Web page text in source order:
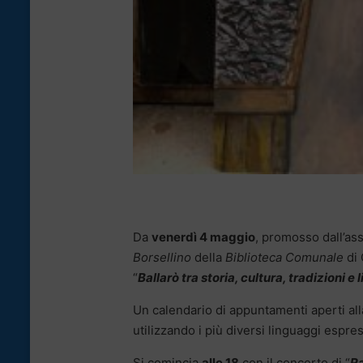
Da venerdì 4 maggio, promosso
Borsellino della Biblioteca Comunale di
“Ballarò tra storia, cultura, tradizioni e
Un calendario di appuntamenti aperti
utilizzando i più diversi linguaggi